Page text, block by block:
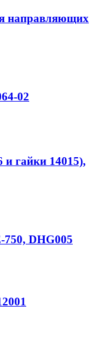
направляющих
02
и гайки 14015),
750, DHG005